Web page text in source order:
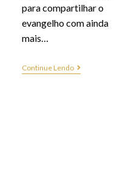
para compartilhar o
evangelho com ainda
mais…
Continue Lendo